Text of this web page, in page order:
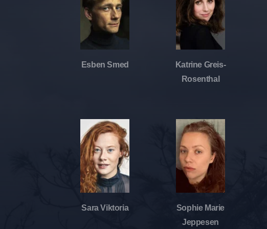
Esben Smed
Katrine Greis-
Rosenthal
Sara Viktoria
Sophie Marie
Jeppesen